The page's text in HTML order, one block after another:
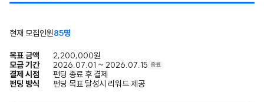
현재 모집인원85명
목표 금액
2,200,000원
모금 기간
2026.07.01 ~ 2026.07.15 종료
결제 시점
펀딩 종료 후 결제
펀딩 방식
펀딩 목표 달성시 리워드 제공